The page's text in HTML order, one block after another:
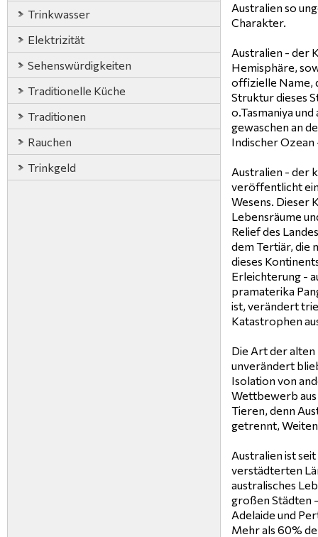
Trinkwasser
Elektrizität
Sehenswürdigkeiten
Traditionelle Küche
Traditionen
Rauchen
Trinkgeld
Australien so
Charakter.
Australien - der
Hemisphäre,
offizielle Name,
Struktur dieses
o.Tasmaniya
gewaschen an
Indischer Ozean
Australien - der
veröffentlicht
Wesens. Dieser
Lebensräume
Relief des
dem Tertiär, die
dieses
Erleichterung -
pramaterika
ist, verändert
Katastrophen
Die Art der
unverändert
Isolation von
Wettbewerb aus
Tieren, denn
getrennt,
Australien ist
verstädterten
australisches
großen Städten
Adelaide und
Mehr als 60%